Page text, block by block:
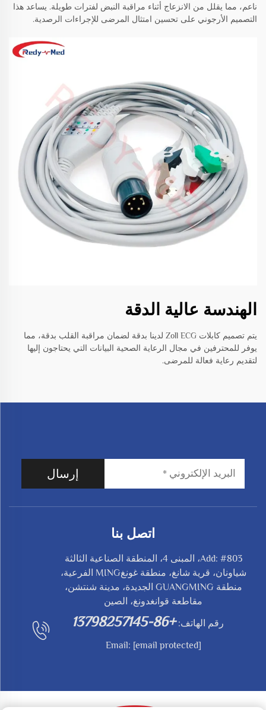
ناعم، مما يقلل من الانزعاج أثناء مراقبة النبض لفترات طويلة. يساعد هذا
التصميم الأرجوني على تحسين امتثال المرضى للإجراءات الرصدية.
الهندسة عالية الدقة
يتم تصميم كابلات Zoll ECG لدينا بدقة لضمان مراقبة القلب بدقة، مما
يوفر للمحترفين في مجال الرعاية الصحية البيانات التي يحتاجون إليها
لتقديم رعاية فعالة للمرضى.
إرسال
اتصل بنا
Add: #803، المبنى 4، المنطقة الصناعية الثالثة
شياونان، قرية شانغ، منطقة غونغMING الفرعية،
منطقة GUANGMING الجديدة، مدينة شنتشن،
مقاطعة قوانغدونغ، الصين
رقم الهاتف: +86-13798257145
Email: [email protected]